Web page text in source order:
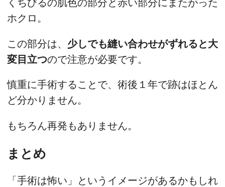
くちびるの肌色の部分と赤い部分にまたがった
ホクロ。
この部分は、 少しでも縫い合わせがずれると大
変目立つので注意が必要です。
慎重に手術することで、術後１年で跡はほとん
ど分かりません。
もちろん再発もありません。
まとめ
「手術は怖い」というイメージがあるかもしれ